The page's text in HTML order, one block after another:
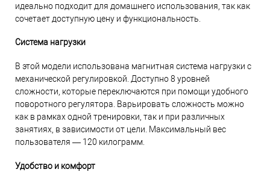
идеально подходит для домашнего использования, так как
сочетает доступную цену и функциональность.
Система нагрузки
В этой модели использована магнитная система нагрузки с
механической регулировкой. Доступно 8 уровней
сложности, которые переключаются при помощи удобного
поворотного регулятора. Варьировать сложность можно
как в рамках одной тренировки, так и при различных
занятиях, в зависимости от цели. Максимальный вес
пользователя — 120 килограмм.
Удобство и комфорт